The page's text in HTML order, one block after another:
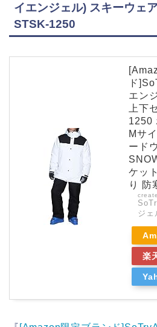
イエンジェル) スキーウェ
STSK-1250
ド
エン
上下
1250
Mサ
ード
ケッ
り 防
ジェ
楽